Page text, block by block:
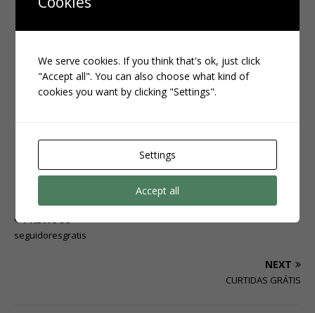
Quer crescer de verdade no INSTA?
enviaseguidores brasileiros com entrega rápida
Clique aqui e veja os pacotes disponíveis:
CLIQUE AQUI
PREVIOUS
seguidoresgratis
NEXT
CURTIDAS GRÁTIS
We serve cookies. If you think that's ok, just click
"Accept all". You can also choose what kind of
cookies you want by clicking "Settings".
Settings
Accept all